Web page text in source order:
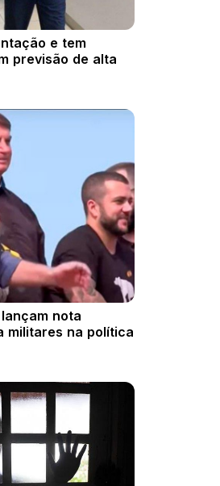
e tem
previsão de alta
nota
militares na política